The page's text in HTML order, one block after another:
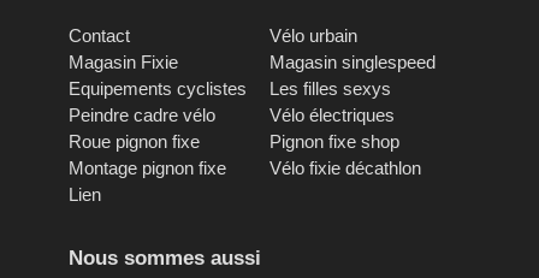
Contact
Vélo urbain
Magasin Fixie
Magasin singlespeed
Equipements cyclistes
Les filles sexys
Peindre cadre vélo
Vélo électriques
Roue pignon fixe
Pignon fixe shop
Montage pignon fixe
Vélo fixie décathlon
Lien
Nous sommes aussi